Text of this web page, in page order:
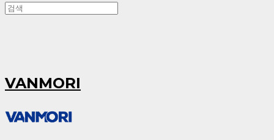
VANMORI